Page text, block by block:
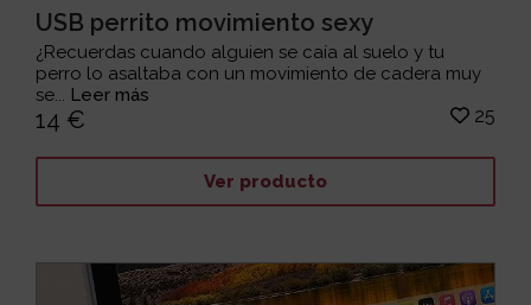
USB perrito movimiento sexy
¿Recuerdas cuando alguien se caía al suelo y tu
perro lo asaltaba con un movimiento de cadera muy
se... Leer más
14 € 25
Ver producto